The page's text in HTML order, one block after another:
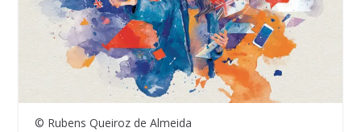
© Rubens Queiroz de Almeida